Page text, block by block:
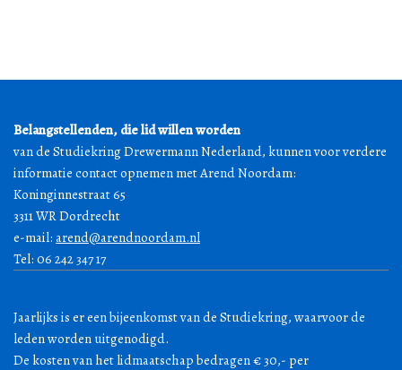
Belangstellenden, die lid willen worden
van de Studiekring Drewermann Nederland, kunnen voor verdere
informatie contact opnemen met Arend Noordam:
Koninginnestraat 65
3311 WR Dordrecht
e-mail: arend@arendnoordam.nl
Tel: 06 242 347 17
Jaarlijks is er een bijeenkomst van de Studiekring, waarvoor de
leden worden uitgenodigd.
De kosten van het lidmaatschap bedragen € 30,- per